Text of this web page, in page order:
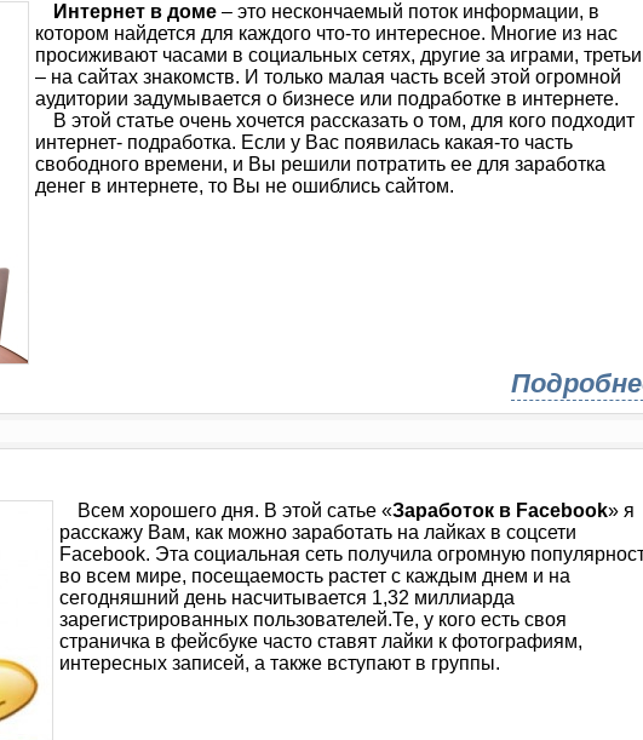
Интернет в доме – это нескончаемый поток информации, в
котором найдется для каждого что-то интересное. Многие из нас
просиживают часами в социальных сетях, другие за играми, третьи
– на сайтах знакомств. И только малая часть всей этой огромной
аудитории задумывается о бизнесе или подработке в интернете.
В этой статье очень хочется рассказать о том, для кого подходит
интернет- подработка. Если у Вас появилась какая-то часть
свободного времени, и Вы решили потратить ее для заработка
денег в интернете, то Вы не ошиблись сайтом.
Всем хорошего дня. В этой сатье «Заработок в Facebook» я
расскажу Вам, как можно заработать на лайках в соцсети
Facebook. Эта социальная сеть получила огромную
во всем мире, посещаемость растет с каждым днем и на
сегодняшний день насчитывается 1,32 миллиарда
зарегистрированных пользователей.Те, у кого есть своя
страничка в фейсбуке часто ставят лайки к фотографиям,
интересных записей, а также вступают в группы.